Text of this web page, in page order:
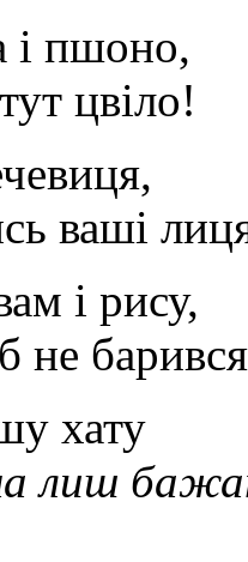
і пшоно,
цвіло!
ваші
і рису,
не
хату
лиш